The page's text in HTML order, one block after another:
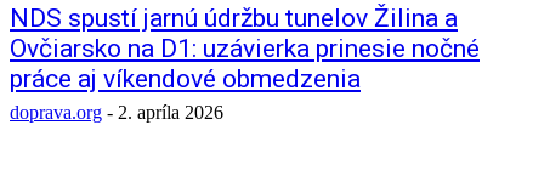
NDS spustí jarnú údržbu tunelov Žilina a
Ovčiarsko na D1: uzávierka prinesie nočné
práce aj víkendové obmedzenia
doprava.org - 2. apríla 2026